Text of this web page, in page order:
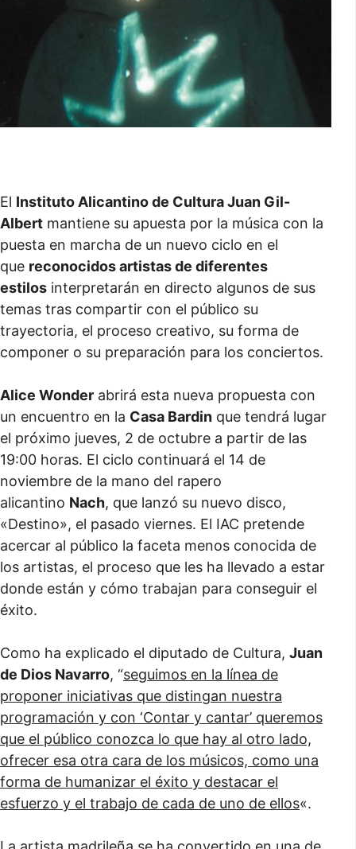
El Instituto Alicantino de Cultura Juan Gil-
Albert mantiene su apuesta por la música con la
puesta en marcha de un nuevo ciclo en el
que reconocidos artistas de diferentes
estilos interpretarán en directo algunos de sus
temas tras compartir con el público su
trayectoria, el proceso creativo, su forma de
componer o su preparación para los conciertos.
Alice Wonder abrirá esta nueva propuesta con
un encuentro en la Casa Bardin que tendrá lugar
el próximo jueves, 2 de octubre a partir de las
19:00 horas. El ciclo continuará el 14 de
noviembre de la mano del rapero
alicantino Nach, que lanzó su nuevo disco,
«Destino», el pasado viernes. El IAC pretende
acercar al público la faceta menos conocida de
los artistas, el proceso que les ha llevado a estar
donde están y cómo trabajan para conseguir el
éxito.
Como ha explicado el diputado de Cultura, Juan
de Dios Navarro, “seguimos en la línea de
proponer iniciativas que distingan nuestra
programación y con ‘Contar y cantar’ queremos
que el público conozca lo que hay al otro lado,
ofrecer esa otra cara de los músicos, como una
forma de humanizar el éxito y destacar el
esfuerzo y el trabajo de cada de uno de ellos«.